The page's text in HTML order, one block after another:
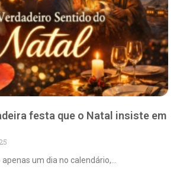
festa que o Natal insiste em
apenas um dia no calendário,